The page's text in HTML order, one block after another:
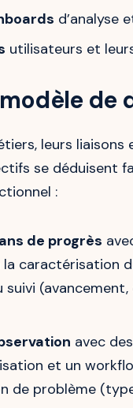
d’analyse
utilisateurs et
de
leurs liaisons
se déduisent
:
de progrès
la caractérisation
suivi
avec
et un
de problème